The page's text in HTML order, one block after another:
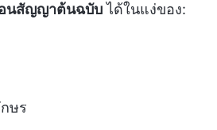
นสัญญาต้นฉบับได้ในแง่ของ:
ษร